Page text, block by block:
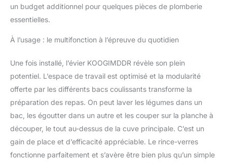
un budget additionnel pour quelques pièces de plomberie
essentielles.
À l’usage : le multifonction à l’épreuve du quotidien
Une fois installé, l’évier KOOGIMDDR révèle son plein
potentiel. L’espace de travail est optimisé et la modularité
offerte par les différents bacs coulissants transforme la
préparation des repas. On peut laver les légumes dans un
bac, les égoutter dans un autre et les couper sur la planche à
découper, le tout au-dessus de la cuve principale. C’est un
gain de place et d’efficacité appréciable. Le rince-verres
fonctionne parfaitement et s’avère être bien plus qu’un simple